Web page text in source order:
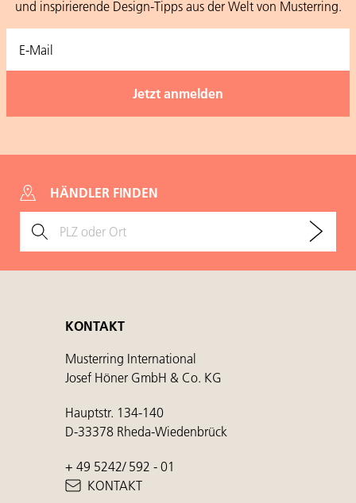
und inspirierende Design-Tipps aus der Welt von Musterring.
HÄNDLER FINDEN
KONTAKT
Musterring International
Josef Höner GmbH & Co. KG
Hauptstr. 134-140
D-33378 Rheda-Wiedenbrück
+ 49 5242/ 592 - 01
KONTAKT